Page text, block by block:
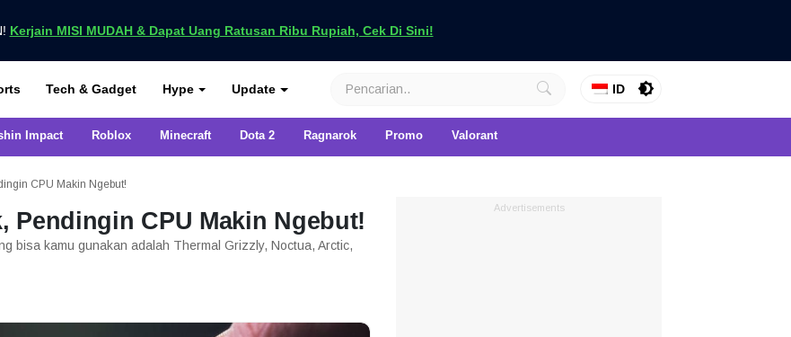
Kerjain MISI MUDAH & Dapat Uang Ratusan Ribu Rupiah, Cek Di Sini!
VCGamersTech & Gadget Hype Update ID
Impact Roblox Minecraft Dota 2 Ragnarok Promo Valorant
CPU Makin Ngebut!
Pendingin CPU Makin Ngebut!
bisa kamu gunakan adalah Thermal Grizzly, Noctua, Arctic,
Advertisements